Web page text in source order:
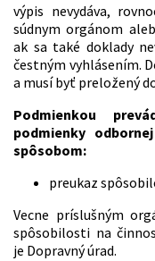
výpis nevydáva,
súdnym orgánom
ak sa také doklady
čestným vyhlásením.
a musí byť preložený
Podmienkou
podmienky
spôsobom:
preukaz
Vecne príslušným
spôsobilosti na
je Dopravný úrad.